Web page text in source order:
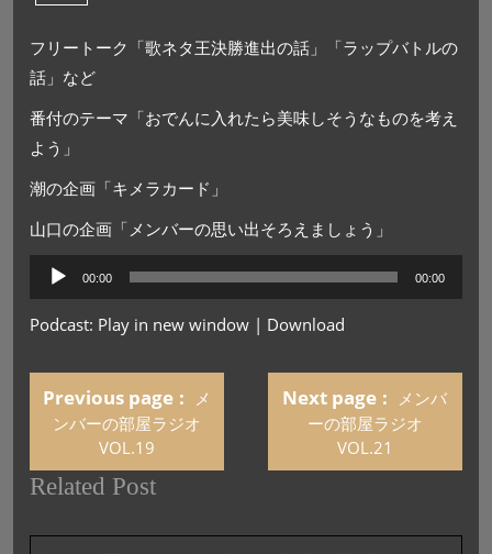
フリートーク「歌ネタ王決勝進出の話」「ラップバトルの
話」など
番付のテーマ「おでんに入れたら美味しそうなものを考え
よう」
潮の企画「キメラカード」
山口の企画「メンバーの思い出そろえましょう」
プ
レ
ヤ
ー
00:00 00:00
Podcast: Play in new window | Download
Previous page
メ
ンバーの部屋ラジオ
VOL.19
Next page
メンバ
ーの部屋ラジオ
VOL.21
Related Post